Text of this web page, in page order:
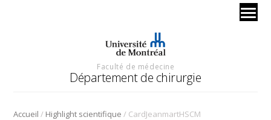
Faculté de médecine
Département de chirurgie
Accueil / Highlight scientifique / CardJeanmartHSCM